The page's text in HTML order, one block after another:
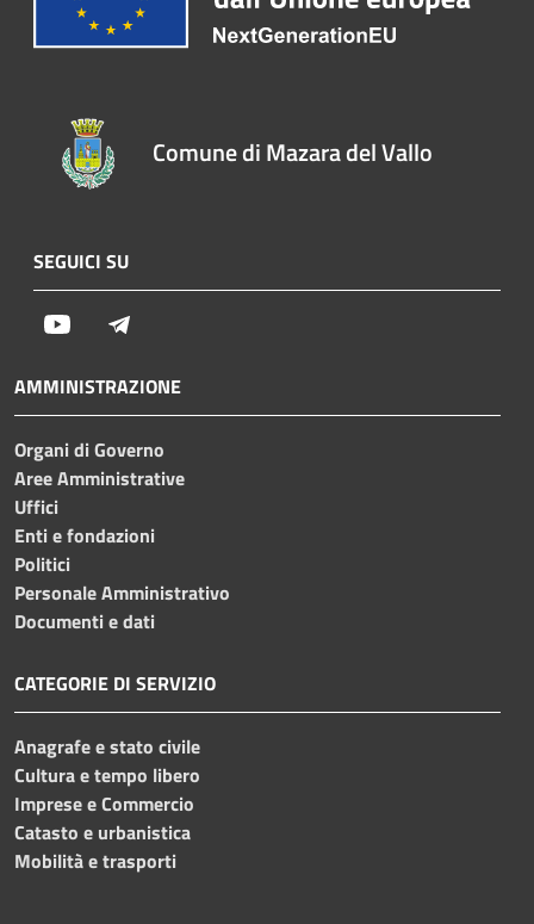
Comune di Mazara del Vallo
SEGUICI SU
Youtube
AMMINISTRAZIONE
Organi di Governo
Aree Amministrative
Uffici
Enti e fondazioni
Politici
Personale Amministrativo
Documenti e dati
CATEGORIE DI SERVIZIO
Anagrafe e stato civile
Cultura e tempo libero
Imprese e Commercio
Catasto e urbanistica
Mobilità e trasporti